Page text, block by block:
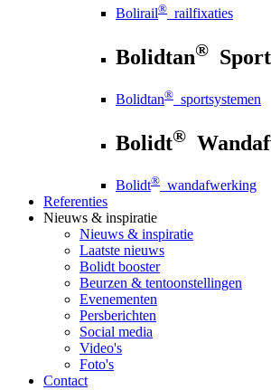
Bolirail® railfixaties
Bolidtan®
Bolidtan® sportsystemen
Bolidt®
Bolidt® wandafwerking
Referenties
Nieuws & inspiratie
Nieuws & inspiratie
Laatste nieuws
Bolidt booster
Beurzen & tentoonstellingen
Evenementen
Persberichten
Social media
Video's
Foto's
Contact